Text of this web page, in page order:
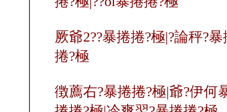
厥爺2??暴捲捲?極|?論秤?
捲?極
徴薦右?暴捲捲?極|爺?伊何